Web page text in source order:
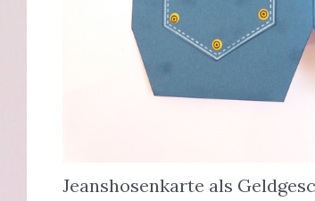
Jeanshosenkarte als